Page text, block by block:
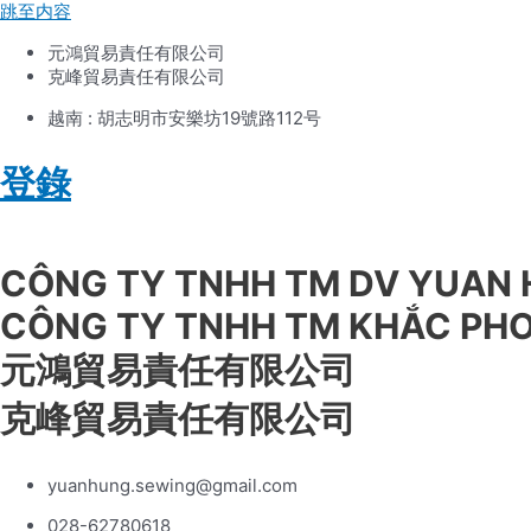
跳至内容
元鴻貿易責任有限公司
克峰貿易責任有限公司
越南 : 胡志明市安樂坊19號路112号
登錄
CÔNG TY TNHH TM DV YUAN
CÔNG TY TNHH TM KHẮC
元鴻貿易責任有限公司
克峰貿易責任有限公司
yuanhung.sewing@gmail.com
028-62780618